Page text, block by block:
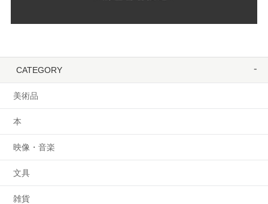
CATEGORY
美術品
本
映像・音楽
文具
雑貨